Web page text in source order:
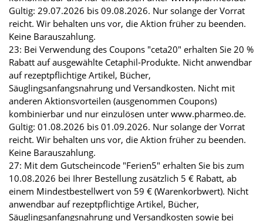
Gültig: 29.07.2026 bis 09.08.2026. Nur solange der Vorrat
reicht. Wir behalten uns vor, die Aktion früher zu beenden.
Keine Barauszahlung.
23: Bei Verwendung des Coupons "ceta20" erhalten Sie 20 %
Rabatt auf ausgewählte Cetaphil-Produkte. Nicht anwendbar
auf rezeptpflichtige Artikel, Bücher,
Säuglingsanfangsnahrung und Versandkosten. Nicht mit
anderen Aktionsvorteilen (ausgenommen Coupons)
kombinierbar und nur einzulösen unter www.pharmeo.de.
Gültig: 01.08.2026 bis 01.09.2026. Nur solange der Vorrat
reicht. Wir behalten uns vor, die Aktion früher zu beenden.
Keine Barauszahlung.
27: Mit dem Gutscheincode "Ferien5" erhalten Sie bis zum
10.08.2026 bei Ihrer Bestellung zusätzlich 5 € Rabatt, ab
einem Mindestbestellwert von 59 € (Warenkorbwert). Nicht
anwendbar auf rezeptpflichtige Artikel, Bücher,
Säuglingsanfangsnahrung und Versandkosten sowie bei